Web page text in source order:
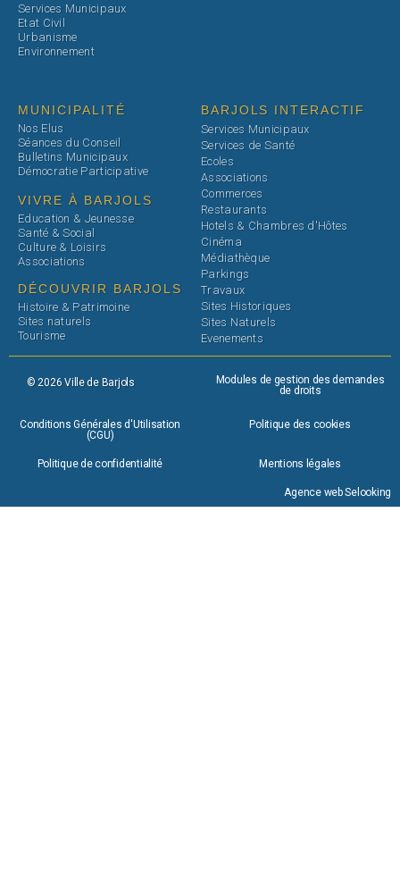
Services Municipaux
Etat Civil
Urbanisme
Environnement
MUNICIPALITÉ
Nos Elus
Séances du Conseil
Bulletins Municipaux
Démocratie Participative
VIVRE À BARJOLS
Education & Jeunesse
Santé & Social
Culture & Loisirs
Associations
DÉCOUVRIR BARJOLS
Histoire & Patrimoine
Sites naturels
Tourisme
BARJOLS INTERACTIF
Services Municipaux
Services de Santé
Ecoles
Associations
Commerces
Restaurants
Hotels & Chambres d'Hôtes
Cinéma
Médiathèque
Parkings
Travaux
Sites Historiques
Sites Naturels
Evenements
© 2026 Ville de Barjols
Modules de gestion des demandes
de droits
Conditions Générales d'Utilisation
(CGU)
Politique des cookies
Politique de confidentialité Mentions légales
Agence web Selooking